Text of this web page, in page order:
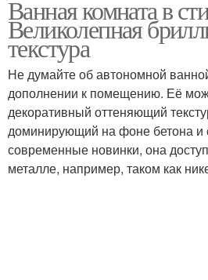
Ванная комната в
Великолепная
текстура
Не думайте об автономной
дополнении к помещению. Её
декоративный оттеняющий
доминирующий на фоне бетона и
современные новинки, она
металле, например, таком как